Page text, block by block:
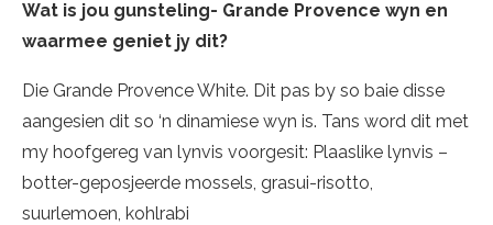
Wat is jou gunsteling- Grande Provence wyn en
waarmee geniet jy dit?
Die Grande Provence White. Dit pas by so baie disse
aangesien dit so ‘n dinamiese wyn is. Tans word dit met
my hoofgereg van lynvis voorgesit: Plaaslike lynvis –
botter-geposjeerde mossels, grasui-risotto,
suurlemoen, kohlrabi